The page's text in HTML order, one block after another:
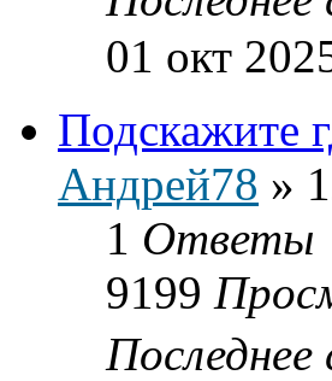
01 окт
Подскажите
Андрей78 »
1 Ответы
9199